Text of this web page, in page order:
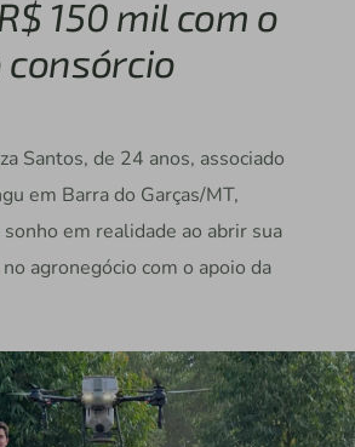
150 mil com o
consórcio
Santos, de 24 anos, associado
em Barra do Garças/MT,
em realidade ao abrir sua
agronegócio com o apoio da